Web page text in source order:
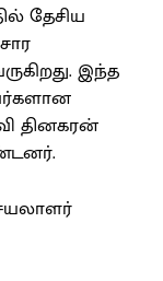
தேசிய
இந்த
தினகரன்